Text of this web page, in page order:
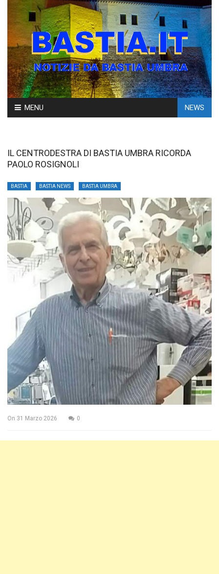
Skip
to
MENU NEWS
IL CENTRODESTRA DI BASTIA UMBRA RICORDA
PAOLO ROSIGNOLI
BASTIA BASTIA NEWS BASTIA UMBRA
On 31 Marzo 2026 0